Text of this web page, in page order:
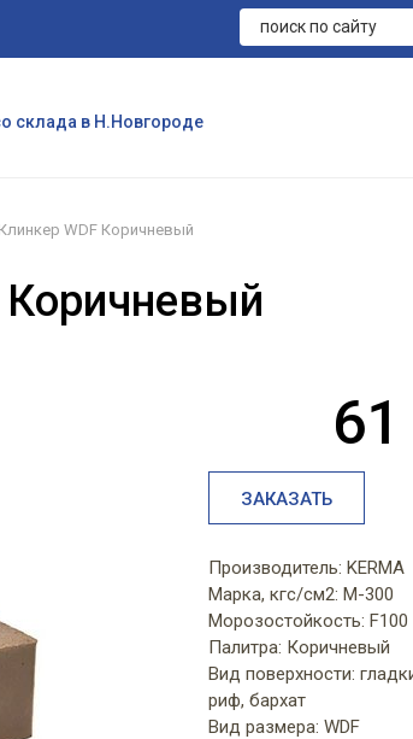
склада в Н.Новгороде
WDF Коричневый
61
ЗАКАЗАТЬ
Производитель: KERMA
Марка, кгс/см2: M-300
Морозостойкость: F100
Палитра: Коричневый
Вид поверхности:
риф, бархат
Вид размера: WDF